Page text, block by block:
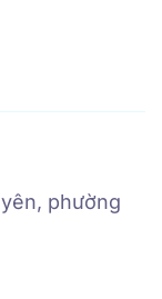
phường